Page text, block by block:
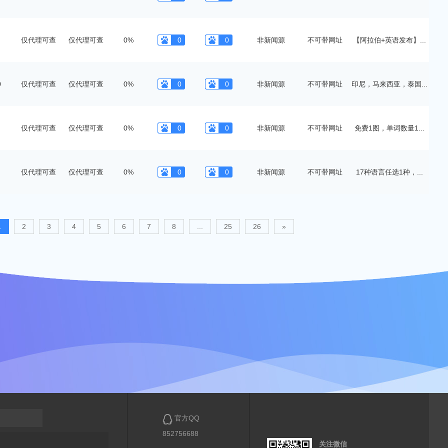
仅代理可查 仅代理可查 0% 0 0 非新闻源 不可带网址 【阿拉伯+英语发布】...
仅代理可查 仅代理可查 0% 0 0 非新闻源 不可带网址 印尼，马来西亚，泰国...
仅代理可查 仅代理可查 0% 0 0 非新闻源 不可带网址 免费1图，单词数量1...
仅代理可查 仅代理可查 0% 0 0 非新闻源 不可带网址 17种语言任选1种，...
2 3 4 5 6 7 8 25 26 »
 官方QQ
852756688
关注微信